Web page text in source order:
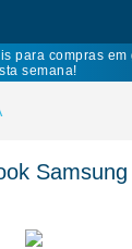
para compras em
semana!
Samsung